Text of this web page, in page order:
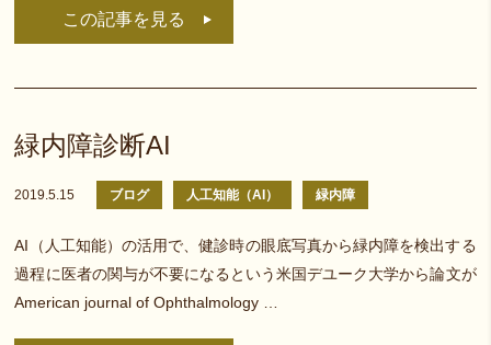
この記事を見る
緑内障診断AI
2019.5.15 ブログ 人工知能（AI） 緑内障
AI（人工知能）の活用で、健診時の眼底写真から緑内障を検出する
過程に医者の関与が不要になるという米国デユーク大学から論文が
American journal of Ophthalmology …